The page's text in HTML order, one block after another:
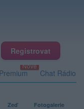
Registrovat
Premium Chat Rádio
Zeď Fotogalerie